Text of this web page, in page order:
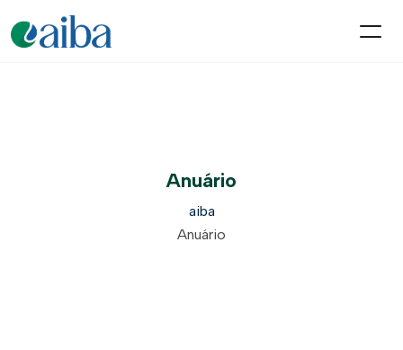
Anuário
aiba
Anuário